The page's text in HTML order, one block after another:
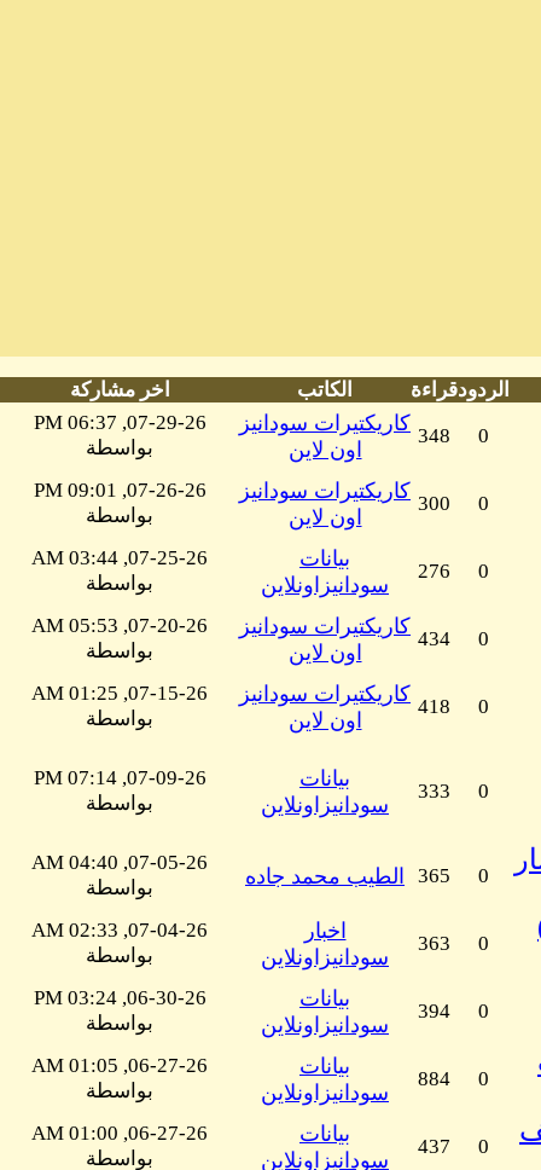
الردودقراءة الكاتب
اخر مشاركة
0
348
كاريكتيرات سودانيز
اون لاين
07-29-26, 06:37 PM
بواسطة
0
300
كاريكتيرات سودانيز
اون لاين
07-26-26, 09:01 PM
بواسطة
0
276
بيانات
سودانيزاونلاين
07-25-26, 03:44 AM
بواسطة
0
434
كاريكتيرات سودانيز
اون لاين
07-20-26, 05:53 AM
بواسطة
0
418
كاريكتيرات سودانيز
اون لاين
07-15-26, 01:25 AM
بواسطة
0
333
بيانات
سودانيزاونلاين
07-09-26, 07:14 PM
بواسطة
0
365 الطيب محمد جاده
07-05-26, 04:40 AM
بواسطة
0
363
اخبار
سودانيزاونلاين
07-04-26, 02:33 AM
بواسطة
0
394
بيانات
سودانيزاونلاين
06-30-26, 03:24 PM
بواسطة
0
884
بيانات
سودانيزاونلاين
06-27-26, 01:05 AM
بواسطة
0
437
بيانات
سودانيزاونلاين
06-27-26, 01:00 AM
بواسطة